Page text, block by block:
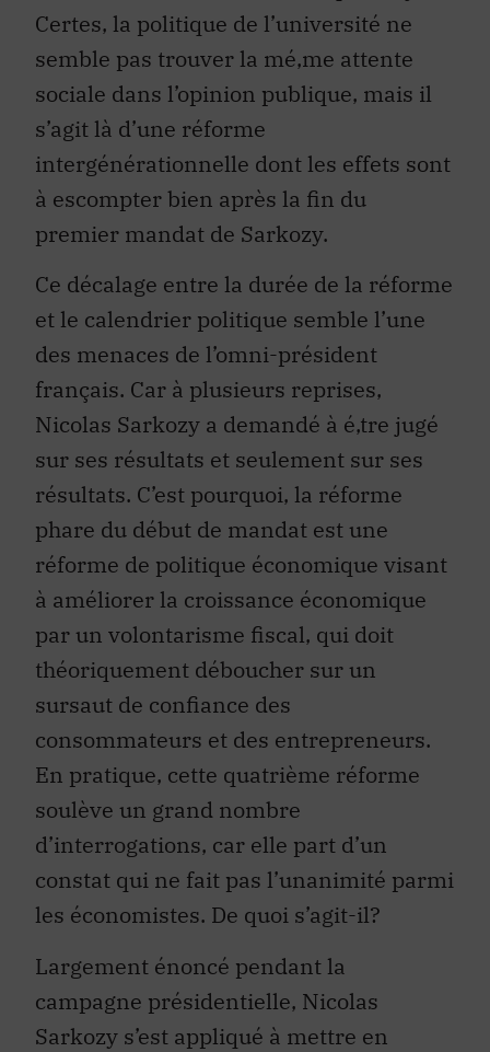
semble pas trouver la mé‚me attente
sociale dans l’opinion publique, mais il
s’agit là d’une réforme
intergénérationnelle dont les effets sont
à escompter bien après la fin du
premier mandat de Sarkozy.
Ce décalage entre la durée de la réforme
et le calendrier politique semble l’une
des menaces de l’omni-président
français. Car à plusieurs reprises,
Nicolas Sarkozy a demandé à é‚tre jugé
sur ses résultats et seulement sur ses
résultats. C’est pourquoi, la réforme
phare du début de mandat est une
réforme de politique économique visant
à améliorer la croissance économique
par un volontarisme fiscal, qui doit
théoriquement déboucher sur un
sursaut de confiance des
consommateurs et des entrepreneurs.
En pratique, cette quatrième réforme
soulève un grand nombre
d’interrogations, car elle part d’un
constat qui ne fait pas l’unanimité parmi
les économistes. De quoi s’agit-il?
Largement énoncé pendant la
campagne présidentielle, Nicolas
Sarkozy s’est appliqué à mettre en
œuvre au plus vite une réforme fiscale